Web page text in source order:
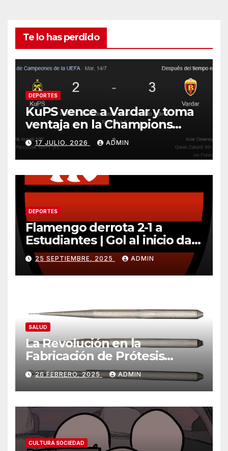
Te lo has perdido
DEPORTES
KuPS vence a Vardar y toma
ventaja en la Champions
League
17 JULIO, 2026 ADMIN
DEPORTES
Flamengo derrota 2-1 a
Estudiantes | Gol al inicio da
ventaja importante
25 SEPTIEMBRE, 2025 ADMIN
SALUD
La Revolución en la
Fabricación de Prótesis
Parciales Removibles
26 FEBRERO, 2025 ADMIN
CULTURA SOCIEDAD